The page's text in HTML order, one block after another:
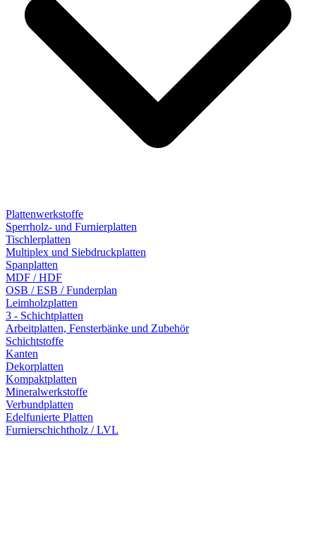
Plattenwerkstoffe
Sperrholz- und Furnierplatten
Tischlerplatten
Multiplex und Siebdruckplatten
Spanplatten
MDF / HDF
OSB / ESB / Funderplan
Leimholzplatten
3 - Schichtplatten
Arbeitplatten, Fensterbänke und Zubehör
Schichtstoffe
Kanten
Dekorplatten
Kompaktplatten
Mineralwerkstoffe
Verbundplatten
Edelfunierte Platten
Furnierschichtholz / LVL